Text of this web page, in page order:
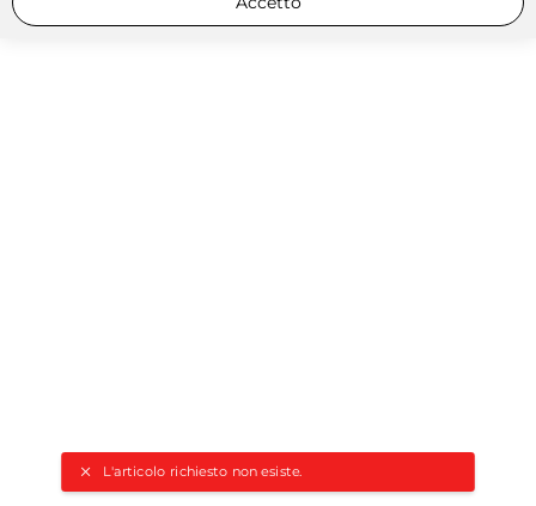
L'articolo richiesto non esiste.